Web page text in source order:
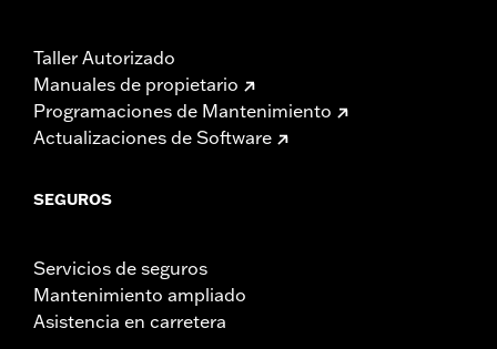
Taller Autorizado
Manuales de propietario
Programaciones de Mantenimiento
Actualizaciones de Software
SEGUROS
Servicios de seguros
Mantenimiento ampliado
Asistencia en carretera